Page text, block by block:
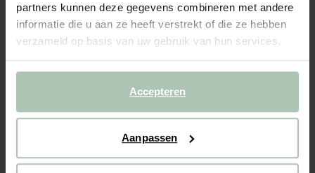
partners kunnen deze gegevens combineren met andere
informatie die u aan ze heeft verstrekt of die ze hebben
verzameld op basis van uw gebruik van hun services.
Accepteren
Aanpassen
2 Stof: Royal Army + kleuropties
CBW garantie